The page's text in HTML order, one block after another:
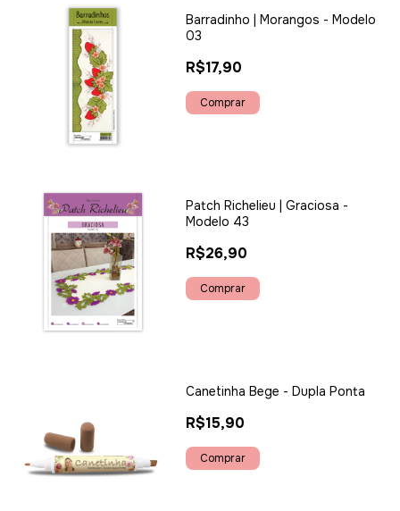
Barradinho | Morangos - Modelo
03
R$17,90
Patch Richelieu | Graciosa -
Modelo 43
R$26,90
Canetinha Bege - Dupla Ponta
R$15,90